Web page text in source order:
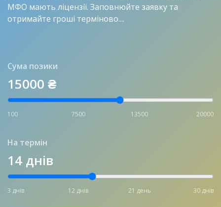
МФО мають ліцензії. Заповнюйте заявку та
отримайте гроші терміново....
Сума позики
15000 ₴
100 7500 13500 20000
На термін
14 днів
3 днів 12 днів 21 день 30 днів